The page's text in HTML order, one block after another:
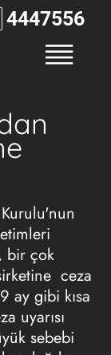
444RKLM
bir çok
ceza
ay gibi kısa
uyarısı
sebebi